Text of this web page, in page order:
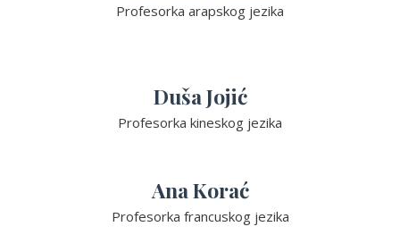
Profesorka arapskog jezika
Duša Jojić
Profesorka kineskog jezika
Ana Korać
Profesorka francuskog jezika